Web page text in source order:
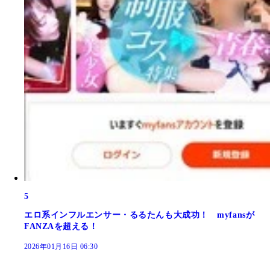
5
エロ系インフルエンサー・るるたんも大成功！ myfansが
FANZAを超える！
2026年01月16日 06:30